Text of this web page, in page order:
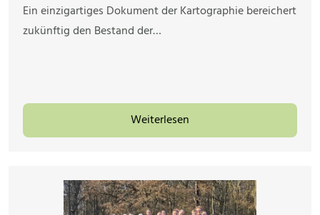
Ein einzigartiges Dokument der Kartographie bereichert
zukünftig den Bestand der…
Weiterlesen